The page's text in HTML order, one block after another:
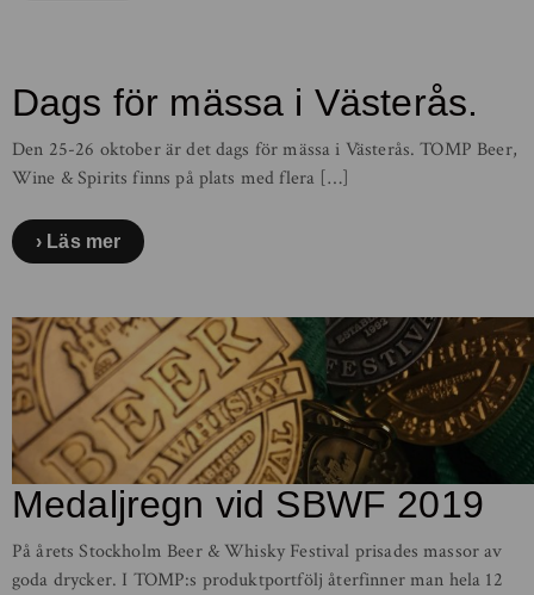
Dags för mässa i Västerås.
Den 25-26 oktober är det dags för mässa i Västerås. TOMP Beer,
Wine & Spirits finns på plats med flera […]
Läs mer
Medaljregn vid SBWF 2019
På årets Stockholm Beer & Whisky Festival prisades massor av
goda drycker. I TOMP:s produktportfölj återfinner man hela 12